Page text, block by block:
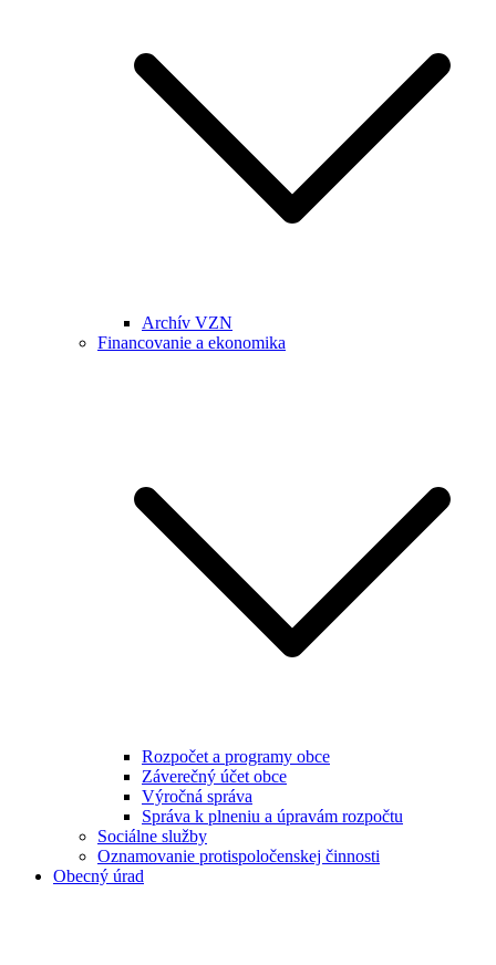
Archív VZN
Financovanie a ekonomika
Rozpočet a programy obce
Záverečný účet obce
Výročná správa
Správa k plneniu a úpravám rozpočtu
Sociálne služby
Oznamovanie protispoločenskej činnosti
Obecný úrad